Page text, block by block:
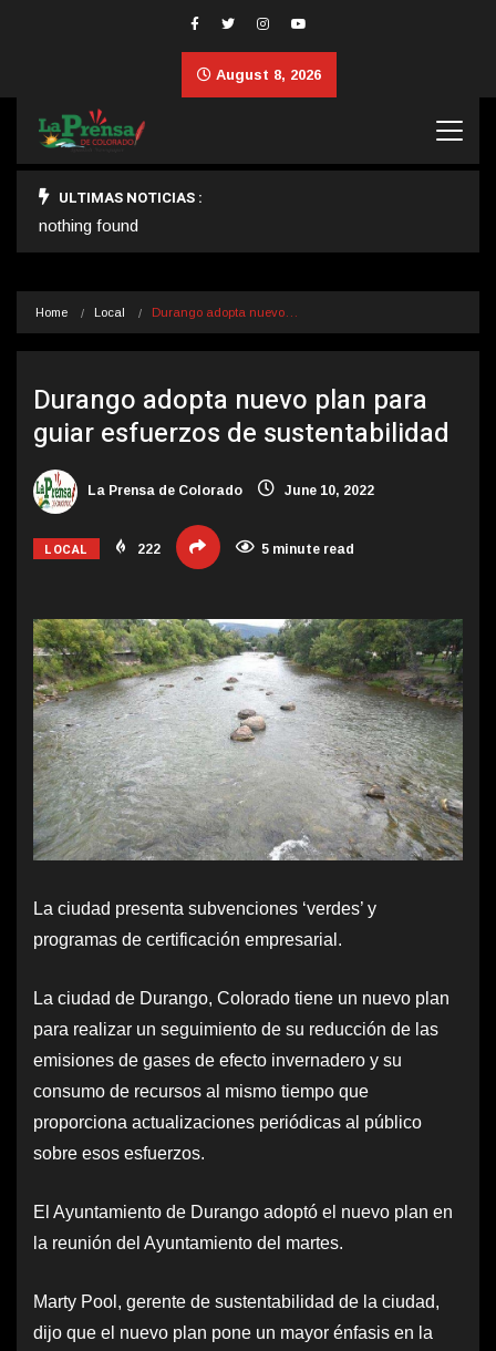
August 8, 2026
ULTIMAS NOTICIAS :
nothing found
Home Local Durango adopta nuevo…
Durango adopta nuevo plan para
guiar esfuerzos de sustentabilidad
La Prensa de Colorado June 10, 2022
LOCAL 222 5 minute read
La ciudad presenta subvenciones ‘verdes’ y
programas de certificación empresarial.
La ciudad de Durango, Colorado tiene un nuevo plan
para realizar un seguimiento de su reducción de las
emisiones de gases de efecto invernadero y su
consumo de recursos al mismo tiempo que
proporciona actualizaciones periódicas al público
sobre esos esfuerzos.
El Ayuntamiento de Durango adoptó el nuevo plan en
la reunión del Ayuntamiento del martes.
Marty Pool, gerente de sustentabilidad de la ciudad,
dijo que el nuevo plan pone un mayor énfasis en la